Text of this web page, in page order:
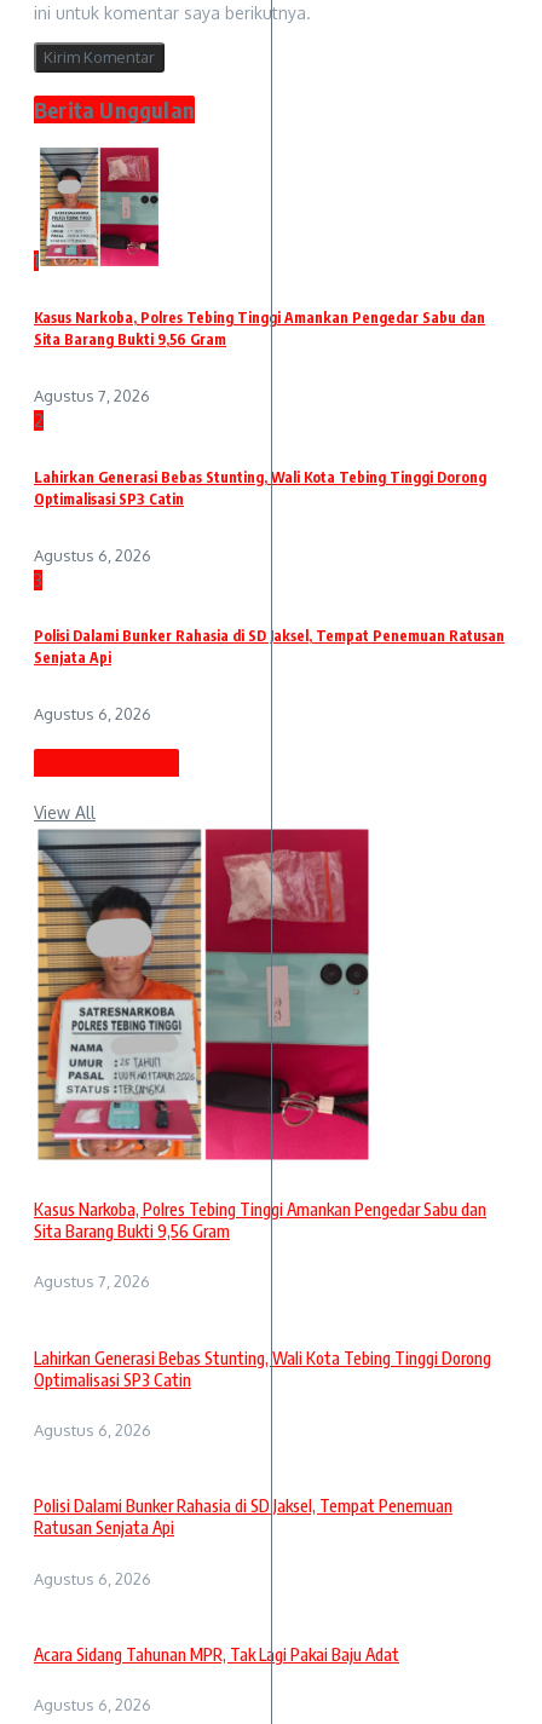
ini untuk komentar saya berikutnya.
Berita Unggulan
1
Kasus Narkoba, Polres Tebing Tinggi Amankan Pengedar Sabu dan
Sita Barang Bukti 9,56 Gram
Agustus 7, 2026
2
Lahirkan Generasi Bebas Stunting, Wali Kota Tebing Tinggi Dorong
Optimalisasi SP3 Catin
Agustus 6, 2026
3
Polisi Dalami Bunker Rahasia di SD Jaksel, Tempat Penemuan Ratusan
Senjata Api
Agustus 6, 2026
View All
Kasus Narkoba, Polres Tebing Tinggi Amankan Pengedar Sabu dan
Sita Barang Bukti 9,56 Gram
Agustus 7, 2026
Lahirkan Generasi Bebas Stunting, Wali Kota Tebing Tinggi Dorong
Optimalisasi SP3 Catin
Agustus 6, 2026
Polisi Dalami Bunker Rahasia di SD Jaksel, Tempat Penemuan
Ratusan Senjata Api
Agustus 6, 2026
Acara Sidang Tahunan MPR, Tak Lagi Pakai Baju Adat
Agustus 6, 2026